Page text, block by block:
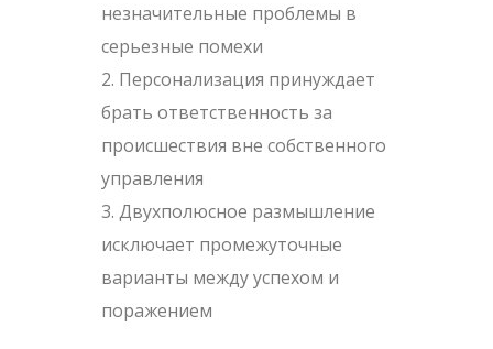
незначительные проблемы в
серьезные помехи
Персонализация принуждает
брать ответственность за
происшествия вне собственного
управления
Двухполюсное размышление
исключает промежуточные
варианты между успехом и
поражением